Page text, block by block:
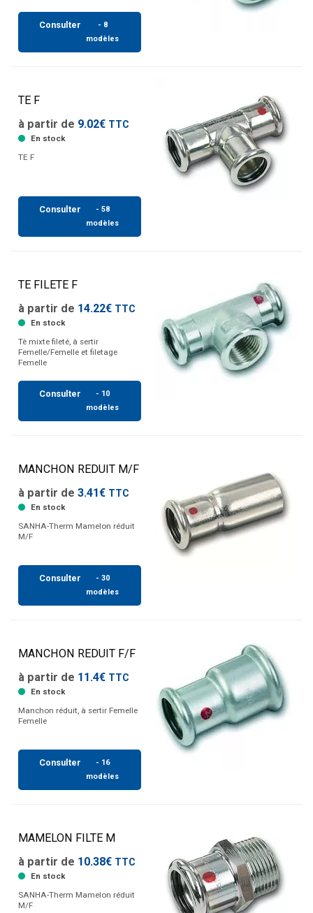
Consulter
- 8
modèles
TE F
à partir de 9.02€ TTC
En stock
TE F
Consulter
- 58
modèles
TE FILETE F
à partir de 14.22€ TTC
En stock
Tè mixte fileté, à sertir
Femelle/Femelle et filetage
Femelle
Consulter
- 10
modèles
MANCHON REDUIT M/F
à partir de 3.41€ TTC
En stock
SANHA-Therm Mamelon réduit
M/F
Consulter
- 30
modèles
MANCHON REDUIT F/F
à partir de 11.4€ TTC
En stock
Manchon réduit, à sertir Femelle
Femelle
Consulter
- 16
modèles
MAMELON FILTE M
à partir de 10.38€ TTC
En stock
SANHA-Therm Mamelon réduit
M/F